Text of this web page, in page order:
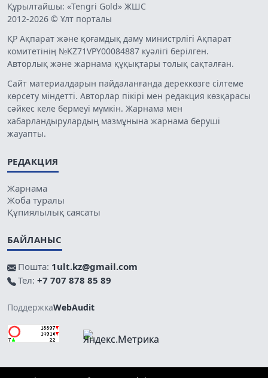
Құрылтайшы: «Tengri Gold» ЖШС
2012-2026 © Ұлт порталы
ҚР Ақпарат және қоғамдық даму министрлігі Ақпарат
комитетінің №KZ71VPY00084887 куәлігі берілген.
Авторлық және жарнама құқықтары толық сақталған.
Сайт материалдарын пайдаланғанда дереккөзге сілтеме
көрсету міндетті. Авторлар пікірі мен редакция көзқарасы
сәйкес келе бермеуі мүмкін. Жарнама мен
хабарландырулардың мазмұнына жарнама беруші
жауапты.
РЕДАКЦИЯ
Жарнама
Жоба туралы
Құпиялылық саясаты
БАЙЛАНЫС
Пошта: 1ult.kz@gmail.com
Тел: +7 707 878 85 89
ПоддержкаWebAudit